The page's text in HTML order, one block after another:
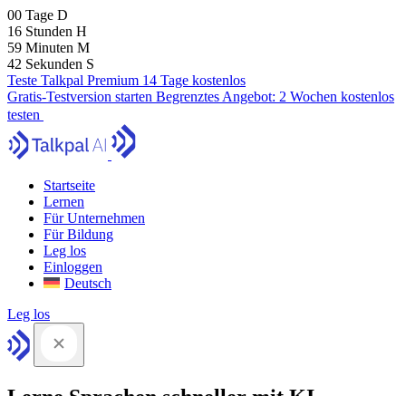
00 Tage D
16 Stunden H
59 Minuten M
41 Sekunden S
Teste Talkpal Premium 14 Tage kostenlos
Gratis-Testversion starten Begrenztes Angebot: 2 Wochen kostenlos
testen
Startseite
Lernen
Für Unternehmen
Für Bildung
Leg los
Einloggen
Deutsch
Leg los